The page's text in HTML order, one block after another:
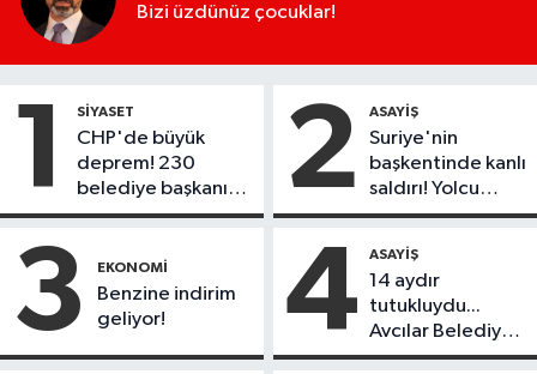
Bizi üzdünüz çocuklar!
1 SIYASET
CHP'de büyük
deprem! 230
belediye başkanı
Yeni Parti'ye
2 ASAYIŞ
Suriye'nin
başkentinde kanlı
saldırı! Yolcu
otobüsünde çok
yaralı var
3 EKONOMI
Benzine indirim
geliyor!
4 ASAYIŞ
14 aydır
tutukluydu...
Avcılar Belediye
Başkanı Utku